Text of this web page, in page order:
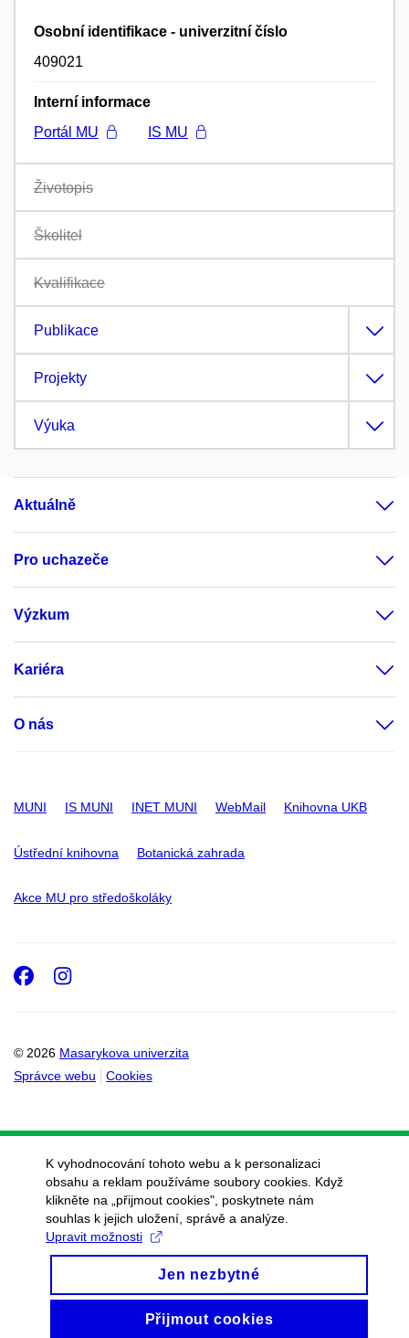
Osobní identifikace - univerzitní číslo
409021
Interní informace
Portál MU
IS MU
Životopis
Školitel
Kvalifikace
Publikace
Projekty
Výuka
Aktuálně
Pro uchazeče
Výzkum
Kariéra
O nás
MUNI IS MUNI INET MUNI WebMail Knihovna UKB
Ústřední knihovna Botanická zahrada
Akce MU pro středoškoláky
© 2026 Masarykova univerzita
Správce webu
Cookies
Facebook
Instagram
K vyhodnocování tohoto webu a k personalizaci
obsahu a reklam používáme soubory cookies. Když
klikněte na „přijmout cookies", poskytnete nám
souhlas k jejich uložení, správě a analýze.
Upravit možnosti
Jen nezbytné
Přijmout cookies